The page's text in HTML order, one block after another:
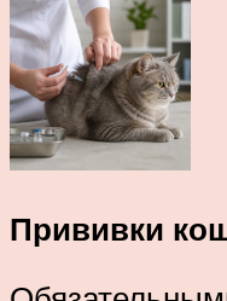
Прививки